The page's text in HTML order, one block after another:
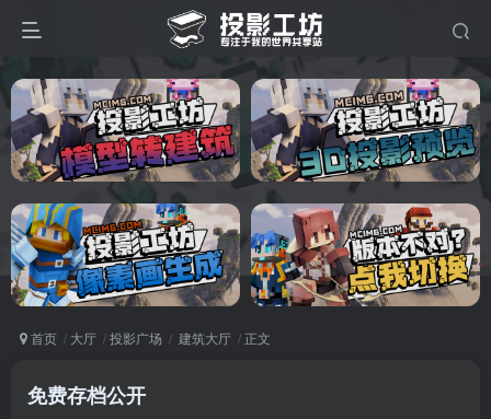
首页 大厅 投影广场 建筑大厅 正文
免费存档公开